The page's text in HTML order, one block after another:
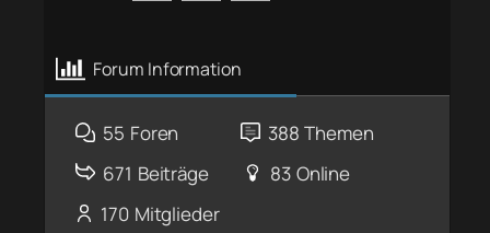
Forum Information
55 Foren 388 Themen
671 Beiträge 83 Online
170 Mitglieder